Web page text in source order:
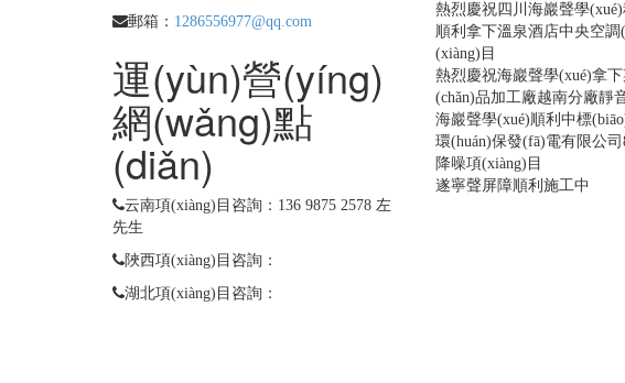
郵箱： 1286556977@qq.com
運(yùn)營(yíng)
網(wǎng)點
(diǎn)
云南項(xiàng)目咨詢：136 9875 2578 左
先生
陜西項(xiàng)目咨詢：
湖北項(xiàng)目咨詢：
熱烈慶祝四川海巖聲學(xué)
順利拿下溫泉酒店中央空調
(xiàng)目
熱烈慶祝海巖聲學(xué)拿
(chǎn)品加工廠越南分廠靜
海巖聲學(xué)順利中標
環(huán)保發(fā)電有限公
降噪項(xiàng)目
遂寧聲屏障順利施工中